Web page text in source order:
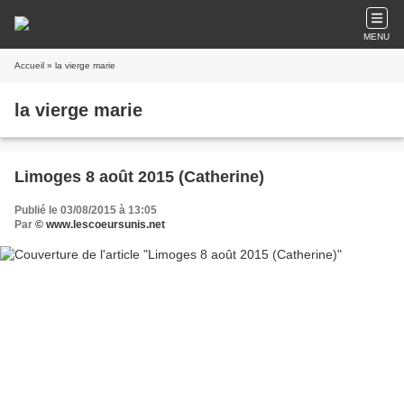
MENU
Accueil » la vierge marie
la vierge marie
Limoges 8 août 2015 (Catherine)
Publié le 03/08/2015 à 13:05
Par © www.lescoeursunis.net